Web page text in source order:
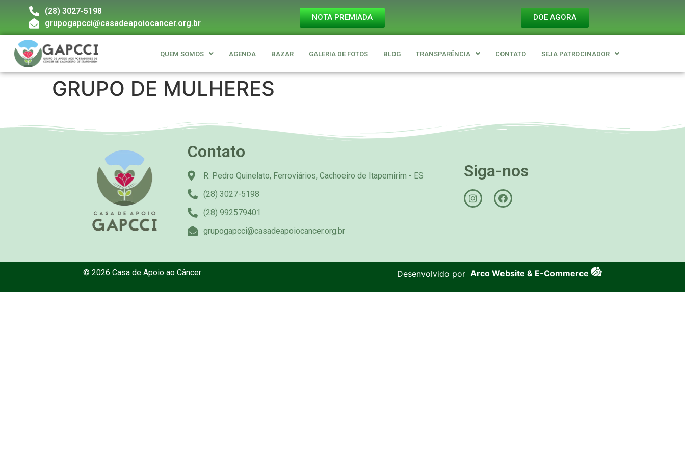
(28) 3027-5198
grupogapcci@casadeapoiocancer.org.br
NOTA PREMIADA DOE AGORA
QUEM SOMOS AGENDA BAZAR GALERIA DE FOTOS BLOG TRANSPARÊNCIA CONTATO SEJA PATROCINADOR
GRUPO DE MULHERES
Contato
R. Pedro Quinelato, Ferroviários, Cachoeiro de Itapemirim - ES
(28) 3027-5198
(28) 992579401
grupogapcci@casadeapoiocancer.org.br
Siga-nos
© 2026 Casa de Apoio ao Câncer Desenvolvido por Arco Website & E-Commerce